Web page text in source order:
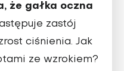
że gałka oczna
zastój
ciśnienia. Jak
ze wzrokiem?